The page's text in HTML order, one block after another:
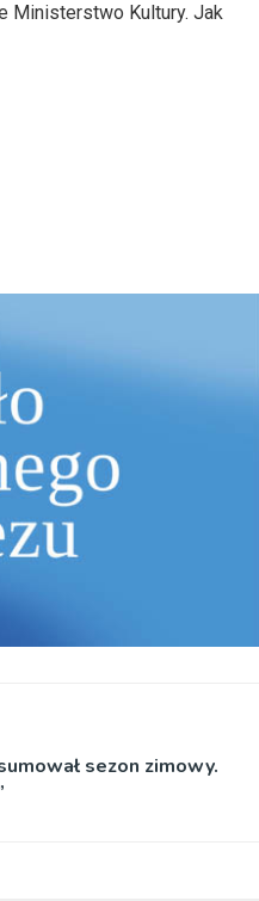
zwiększyć
Ministerstwo Kultury. Jak
sezon zimowy.